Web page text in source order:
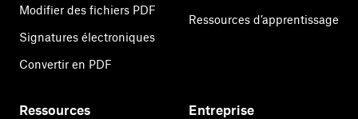
Modifier des fichiers PDF
Signatures électroniques
Convertir en PDF
Ressources d’apprentissage
Ressources Entreprise